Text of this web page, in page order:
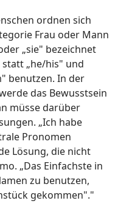
ordnen sich
Frau oder Mann
„sie" bezeichnet
„he/his" und
benutzen. In der
das Bewusstsein
müsse darüber
„Ich habe
Pronomen
Lösung, die nicht
„Das Einfachste in
zu benutzen,
gekommen"."